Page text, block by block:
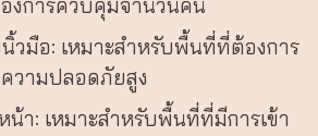
วมือ: เหมาะสำหรับพื้นที่ที่ต้องการ
ความปลอดภัยสูง
า: เหมาะสำหรับพื้นที่ที่มีการเข้า